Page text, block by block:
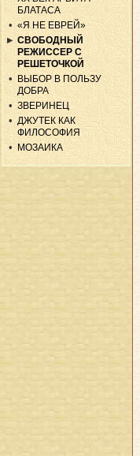
БЛАТАСА
«Я НЕ ЕВРЕЙ»
СВОБОДНЫЙ
РЕЖИССЕР С
РЕШЕТОЧКОЙ
ВЫБОР В ПОЛЬЗУ
ДОБРА
ЗВЕРИНЕЦ
ДЖУТЕК КАК
ФИЛОСОФИЯ
МОЗАИКА